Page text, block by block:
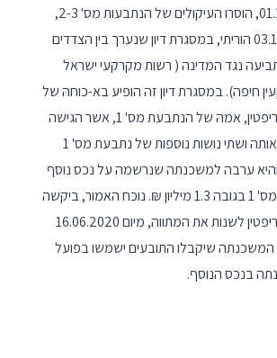
ביום 01.11.2020, הוסרו העיקולים של הנתבעות מס' 2-3,
וביום 03.12.2020 הוריתי, במסגרת דיון שנערך בין הצדדים
נגד המדינה ( רשות מקרקעי ישראל
חיפה). במסגרת דיון זה הופיע בא-כוחהּ של
הגב' אושרית ריפטין, אמהּ של הנתבעת מס' 1, אשר הגישה
בקשה לצרף אותה ושתי נושות נוספות של נתבעת מס' 1
והיא ערבה למשכנתה שנרשמה על נכס נוסף
של הנתבעת מס' 1 בגובה 1.3 מיליון ₪. נוכח האמור, ביקשה
הגב' אושרית ריפטין לשנות את המתווה, מיום 16.06.2020
המשכנתה שיקבלו התובעים ישמשו בפועל
בנכס הנוסף.